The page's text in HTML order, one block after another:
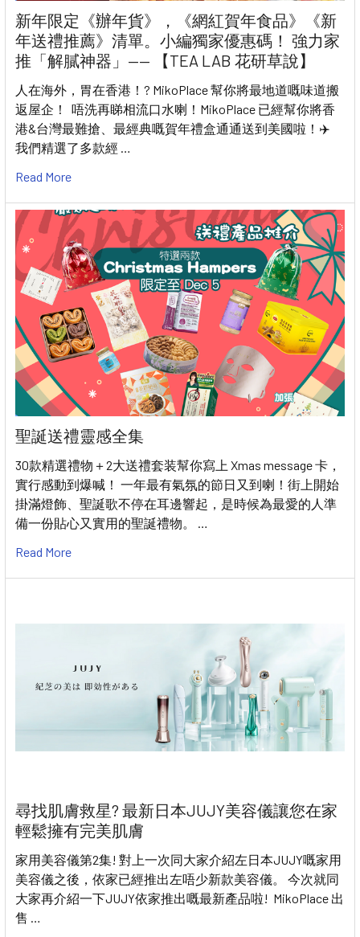
新年限定《辦年貨》，《網紅賀年食品》《新
年送禮推薦》清單。小編獨家優惠碼！ 強力家
推「解膩神器」—— 【TEA LAB 花研草說】
人在海外，胃在香港！? MikoPlace 幫你將最地道嘅味道搬
返屋企！ 唔洗再睇相流口水喇！MikoPlace 已經幫你將香
港&台灣最難搶、最經典嘅賀年禮盒通通送到美國啦！✈️
我們精選了多款經 …
Read More
聖誕送禮靈感全集
30款精選禮物＋2大送禮套装幫你寫上 Xmas message 卡，
實行感動到爆喊！ 一年最有氣氛的節日又到喇！街上開始
掛滿燈飾、聖誕歌不停在耳邊響起，是時候為最愛的人準
備一份貼心又實用的聖誕禮物。 …
Read More
尋找肌膚救星? 最新日本JUJY美容儀讓您在家
輕鬆擁有完美肌膚
家用美容儀第2集! 對上一次同大家介紹左日本JUJY嘅家用
美容儀之後，依家已經推出左唔少新款美容儀。 今次就同
大家再介紹一下JUJY依家推出嘅最新產品啦! MikoPlace 出
售 …